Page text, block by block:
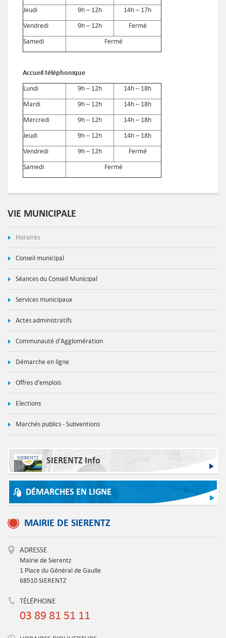
Jeudi
9h – 12h
14h – 17h
Vendredi
9h – 12h
Fermé
Samedi
Fermé
Accueil téléphonique
Lundi 9h – 12h
14h – 18h
Mardi
9h – 12h
14h – 18h
Mercredi
9h – 12h
14h – 18h
Jeudi
9h – 12h
14h – 18h
Vendredi
9h – 12h
Fermé
Samedi
Fermé
VIE MUNICIPALE
Horaires
Conseil municipal
Séances du Conseil Municipal
Services municipaux
Actes administratifs
Communauté d'Agglomération
Démarche en ligne
Offres d'emplois
Elections
Marchés publics - Subventions
SIERENTZ Info
DÉMARCHES EN LIGNE
MAIRIE DE SIERENTZ
ADRESSE
Mairie de Sierentz
1 Place du Général de Gaulle
68510 SIERENTZ
TÉLÉPHONE
03 89 81 51 11